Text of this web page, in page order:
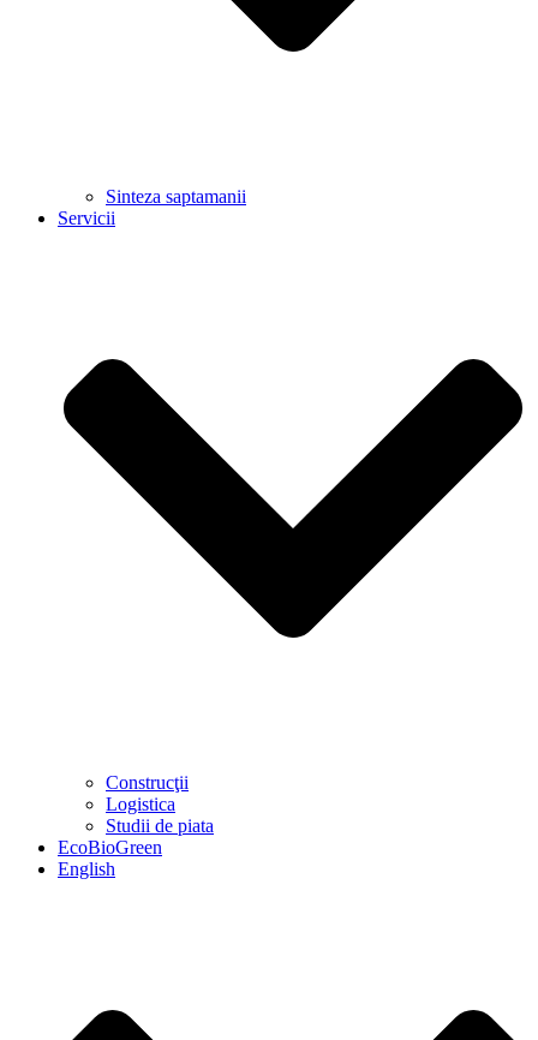
Sinteza saptamanii
Servicii
Construcţii
Logistica
Studii de piata
EcoBioGreen
English